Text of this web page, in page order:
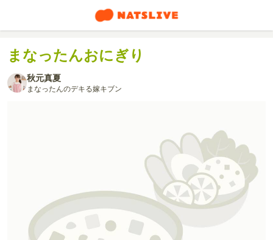
まなったんおにぎり
秋元真夏
まなったんのデキる嫁キブン